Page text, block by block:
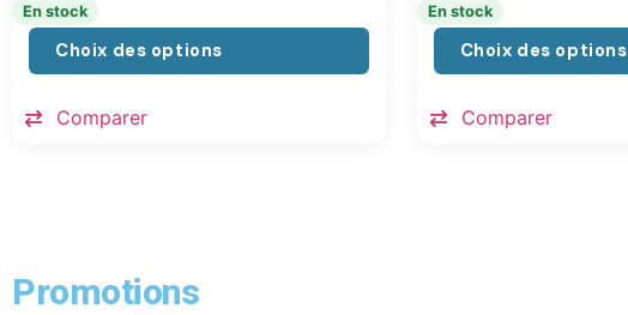
En stock
Choix des options
Comparer
En stock
Choix des options
Comparer
Promotions